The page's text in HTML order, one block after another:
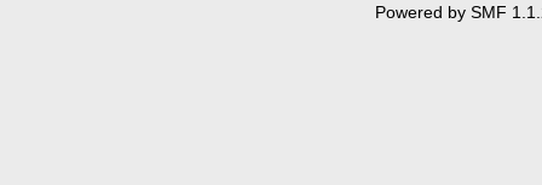
Powered by SMF